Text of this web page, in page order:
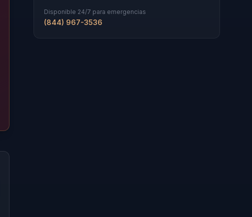
Disponible 24/7 para emergencias
(844) 967-3536